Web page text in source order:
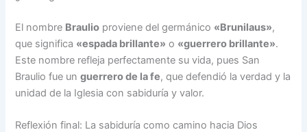
El nombre Braulio proviene del germánico «Brunilaus»,
que significa «espada brillante» o «guerrero brillante».
Este nombre refleja perfectamente su vida, pues San
Braulio fue unguerrero de la fe, que defendió la verdad y la
unidad de la Iglesia con sabiduría y valor.
Reflexión final: La sabiduría como camino hacia Dios